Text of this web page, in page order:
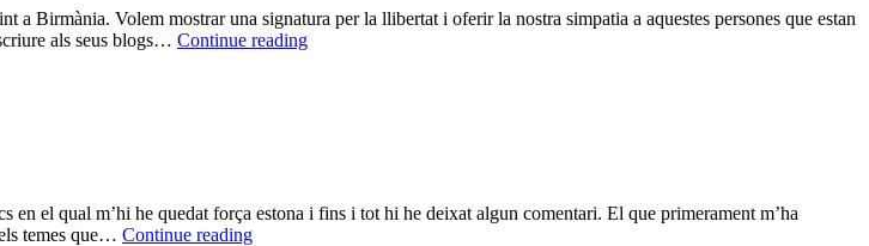
Birmània. Volem mostrar una signatura per la llibertat i oferir la nostra simpatia a aquestes persones que estan
als seus blogs… Continue readingFree
Stop
el qual m’hi he quedat força estona i fins i tot hi he deixat algun comentari. El que primerament m’ha
temes que… Continue readingBLOOGS.NET